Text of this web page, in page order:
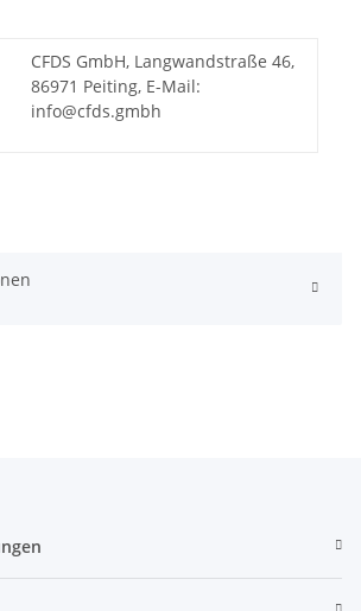
CFDS GmbH, Langwandstraße 46,
86971 Peiting, E-Mail:
info@cfds.gmbh